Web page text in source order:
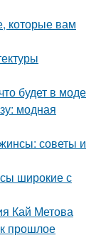
которые вам
будет в моде
модная
советы и
широкие с
Кай Метова
прошлое